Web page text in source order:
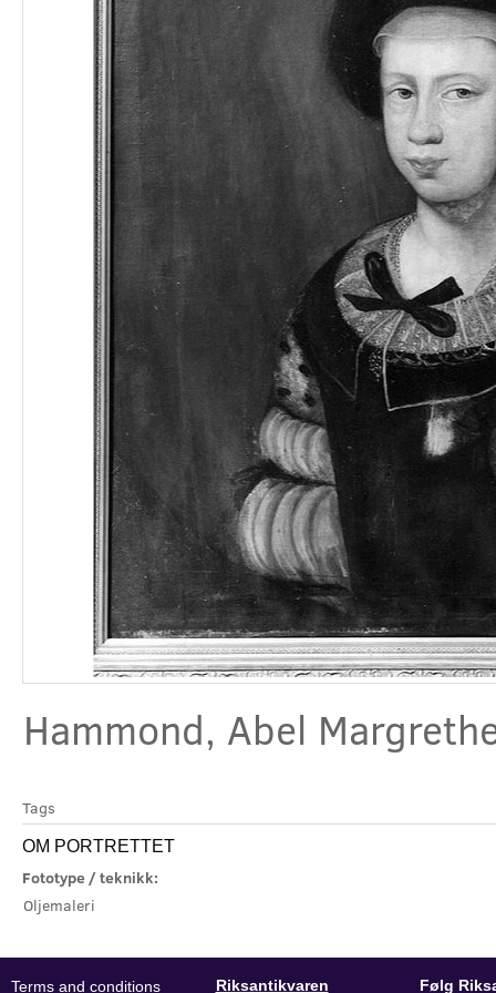
Hammond, Abel
Tags
OM PORTRETTET
Fototype / teknikk:
Oljemaleri
Terms and conditions Riksantikvaren Følg